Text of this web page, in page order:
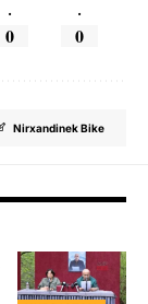
.
0
.
0
Nirxandinek Bike